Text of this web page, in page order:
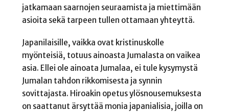
jatkamaan saarnojen seuraamista ja miettimään
asioita sekä tarpeen tullen ottamaan yhteyttä.
Japanilaisille, vaikka ovat kristinuskolle
myönteisiä, totuus ainoasta Jumalasta on vaikea
asia. Ellei ole ainoata Jumalaa, ei tule kysymystä
Jumalan tahdon rikkomisesta ja synnin
sovittajasta. Hiroakin opetus ylösnousemuksesta
on saattanut ärsyttää monia japanialisia, joilla on